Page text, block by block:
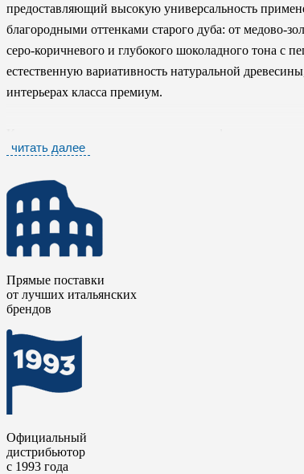
предоставляющий высокую универсальность
благородными оттенками старого дуба: от медово-
серо-коричневого и глубокого шоколадного тона с
естественную вариативность натуральной
интерьерах класса премиум.
смещением, что позволяет точно имитировать
читать далее
Прямые поставки
от лучших итальянских
брендов
Официальный
дистрибьютор
с 1993 года